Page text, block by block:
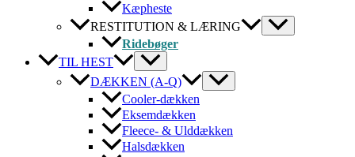
Kæpheste
RESTITUTION & LÆRING
Ridebøger
TIL HEST
DÆKKEN (A-Q)
Cooler-dækken
Eksemdækken
Fleece- & Ulddækken
Halsdækken